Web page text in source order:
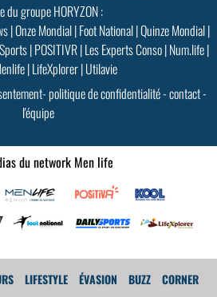
du groupe HORYZON :
|Onze Mondial|Foot National|Quinze Mondial|
|POSITIVR|Les Experts Conso|Num.life|
|LifeXplorer|Utilavie
-politique de confidentialité-contact-
l'équipe
du network Men life
LIFESTYLE ÉVASION BUZZ
CORNER